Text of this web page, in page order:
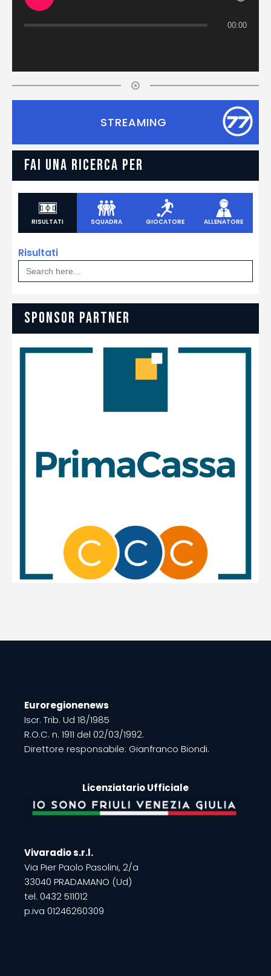
00:00
STREAMING
FAI UNA RICERCA PER
RISULTATI SQUADRA GIOCATORE ALLENATORE
Risultati
Search
for:
SPONSOR PARTNER
Euroregionenews
Iscr. Trib. Ud 18/1985
R.O.C. n. 1911 del 02/03/1992.
Direttore responsabile: Gianfranco Biondi.
Licenziatario Ufficiale
Vivaradio s.r.l.
Via Pier Paolo Pasolini, 2/a
33040 PRADAMANO (Ud)
tel. 0432 511012
p.iva 01246260309